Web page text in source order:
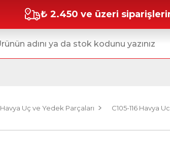
₺ 2.450 ve üzeri
Havya Uç ve Yedek Parçaları C105-116 Havya